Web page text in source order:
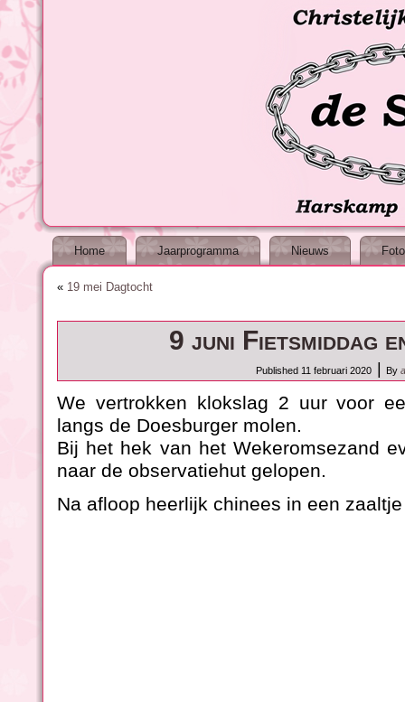
Home Jaarprogramma Nieuws
« 19 mei Dagtocht
9 juni Fietsmiddag
Published 11 februari 2020 By
We vertrokken klokslag 2 uur voor
langs de Doesburger molen.
Bij het hek van het Wekeromsezand
naar de observatiehut gelopen.
Na afloop heerlijk chinees in een